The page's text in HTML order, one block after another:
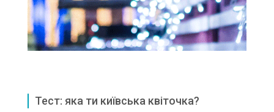
Тест: яка ти київська квіточка?